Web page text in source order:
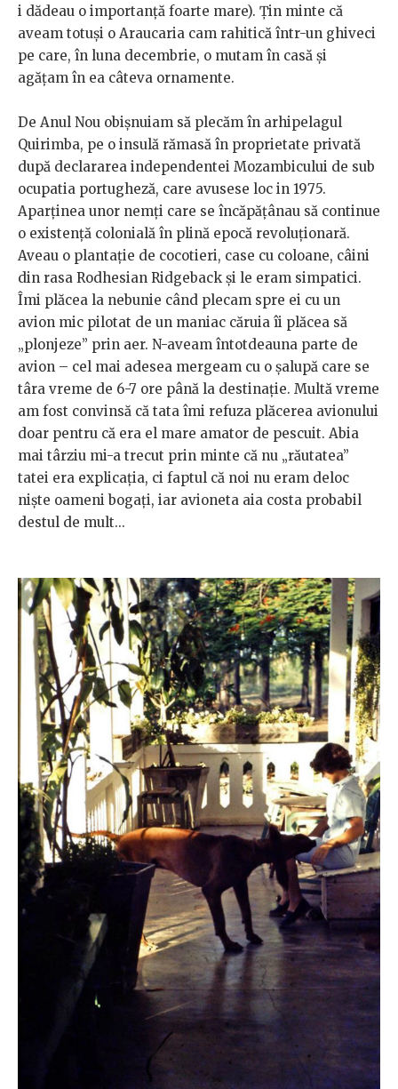
i dădeau o importanță foarte mare). Ţin minte că
aveam totuşi o Araucaria cam rahitică într-un ghiveci
pe care, în luna decembrie, o mutam în casă şi
agăţam în ea câteva ornamente.
De Anul Nou obişnuiam să plecăm în arhipelagul
Quirimba, pe o insulă rămasă în proprietate privată
după declararea independentei Mozambicului de sub
ocupatia portugheză, care avusese loc in 1975.
Aparţinea unor nemţi care se încăpățânau să continue
o existenţă colonială în plină epocă revoluţionară.
Aveau o plantaţie de cocotieri, case cu coloane, câini
din rasa Rodhesian Ridgeback şi le eram simpatici.
Îmi plăcea la nebunie când plecam spre ei cu un
avion mic pilotat de un maniac căruia îi plăcea să
„plonjeze” prin aer. N-aveam întotdeauna parte de
avion – cel mai adesea mergeam cu o şalupă care se
târa vreme de 6-7 ore până la destinaţie. Multă vreme
am fost convinsă că tata îmi refuza plăcerea avionului
doar pentru că era el mare amator de pescuit. Abia
mai târziu mi-a trecut prin minte că nu „răutatea”
tatei era explicaţia, ci faptul că noi nu eram deloc
nişte oameni bogaţi, iar avioneta aia costa probabil
destul de mult...